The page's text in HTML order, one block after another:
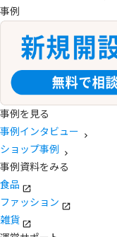
事例
事例を見る
事例インタビュー
ショップ事例
事例資料をみる
食品
ファッション
雑貨